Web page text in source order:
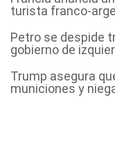
turista franco-
Petro se despide
gobierno de
Trump asegura
municiones y